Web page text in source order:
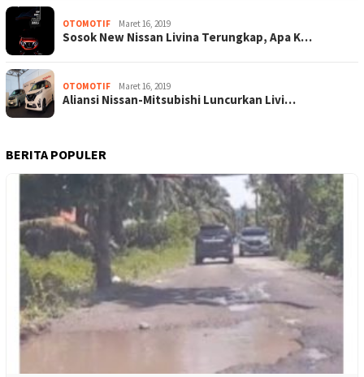
OTOMOTIF Maret 16, 2019
Sosok New Nissan Livina Terungkap, Apa K…
OTOMOTIF Maret 16, 2019
Aliansi Nissan-Mitsubishi Luncurkan Livi…
BERITA POPULER